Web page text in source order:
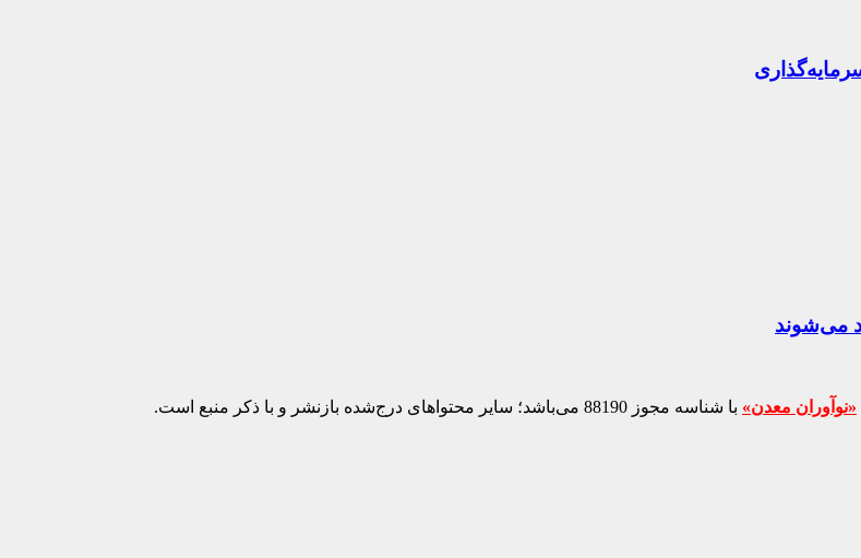
«نوآوران معدن» با شناسه مجوز 88190 می‌باشد؛ سایر محتواهای درج‌شده بازنشر و با ذکر منبع است.